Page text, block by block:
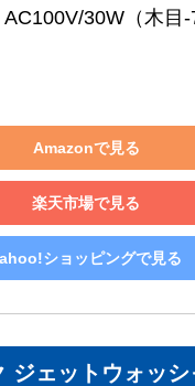
AC100V/30W（木
Amazonで見る
楽天市場で見る
ショッピングで見る
ジェットウォッ